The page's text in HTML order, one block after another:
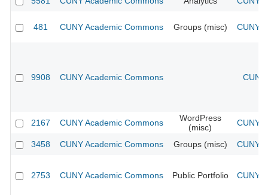
481 CUNY Academic Commons Groups (misc) CUNY
9908 CUNY Academic Commons
2167 CUNY Academic Commons
WordPress
(misc)
CUNY
3458 CUNY Academic Commons Groups (misc) CUNY
2753 CUNY Academic Commons Public Portfolio CUNY